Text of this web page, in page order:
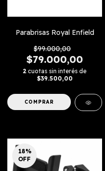
Parabrisas Royal Enfield
$99.000,00
$79.000,00
2 cuotas sin interés de
$39.500,00
18%
OFF